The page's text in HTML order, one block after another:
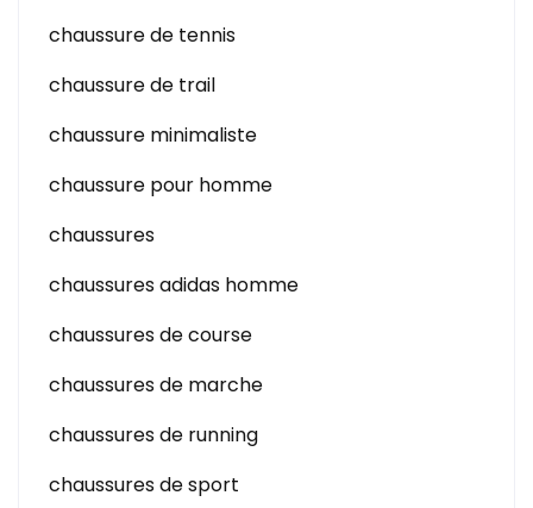
chaussure de tennis
chaussure de trail
chaussure minimaliste
chaussure pour homme
chaussures
chaussures adidas homme
chaussures de course
chaussures de marche
chaussures de running
chaussures de sport